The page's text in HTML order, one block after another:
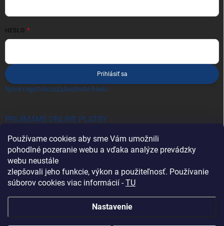
Používame cookies aby sme Vám umožnili
pohodlné pozeranie webu a vďaka analýze prevádzky
webu neustále
zlepšovali jeho funkcie, výkon a použiteľnosť. Používanie
súborov cookies viac informácií -TU
Nastavenie
HESLO
Prihlásiť sa
Nová registráciaZabudnuté heslo
PRIJÍMAME ONLINE PLATBY
Heureka.sk